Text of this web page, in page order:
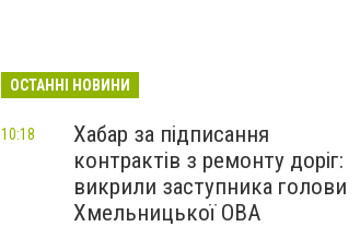
ОСТАННІ НОВИНИ
Хабар за підписання
контрактів з ремонту доріг:
викрили заступника голови
Хмельницької ОВА
10:18